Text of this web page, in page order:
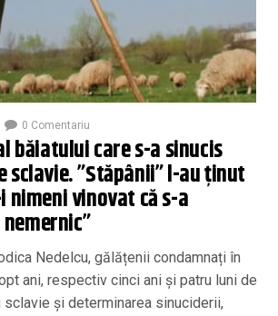
0 Comentariu
băiatului care s-a sinucis
sclavie. ”Stăpânii” l-au ținut
nimeni vinovat că s-a
Nedelcu, gălățenii condamnați în
ani, respectiv cinci ani și patru luni de
sclavie și determinarea sinuciderii,